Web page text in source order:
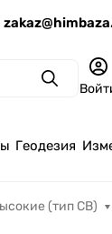
Поиск
Геодезия
(тип СВ)